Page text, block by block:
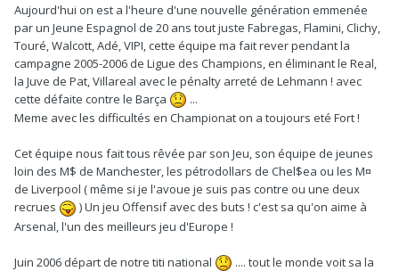
Aujourd'hui on est a l'heure d'une nouvelle génération emmenée
par un Jeune Espagnol de 20 ans tout juste Fabregas, Flamini, Clichy,
Touré, Walcott, Adé, VIPI, cette équipe ma fait rever pendant la
campagne 2005-2006 de Ligue des Champions, en éliminant le Real,
la Juve de Pat, Villareal avec le pénalty arreté de Lehmann ! avec
cette défaite contre le Barça
...
Meme avec les difficultés en Championat on a toujours eté Fort !
Cet équipe nous fait tous rêvée par son Jeu, son équipe de jeunes
loin des M$ de Manchester, les pétrodollars de Chel$ea ou les M¤
de Liverpool ( même si je l'avoue je suis pas contre ou une deux
recrues
) Un jeu Offensif avec des buts ! c'est sa qu'on aime à
Arsenal, l'un des meilleurs jeu d'Europe !
Juin 2006 départ de notre titi national
.... tout le monde voit sa la